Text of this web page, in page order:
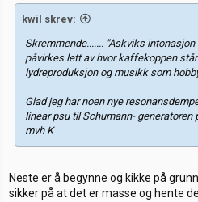
kwil skrev:
Skremmende....... "Askviks intonasjon
påvirkes lett av hvor kaffekoppen
lydreproduksjon og musikk som
Glad jeg har noen nye
linear psu til Schumann- generatoren
mvh K
Neste er å begynne og kikke på
sikker på at det er masse og hente